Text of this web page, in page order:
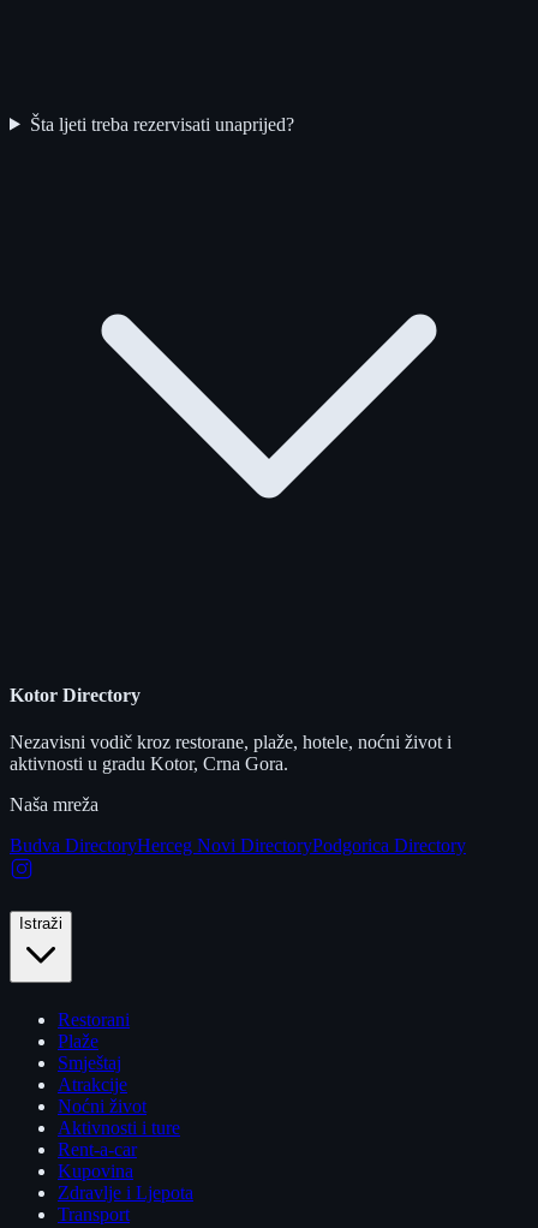
Šta ljeti treba rezervisati unaprijed?
Kotor Directory
Nezavisni vodič kroz restorane, plaže, hotele, noćni život i
aktivnosti u gradu Kotor, Crna Gora.
Naša mreža
Budva DirectoryHerceg Novi DirectoryPodgorica Directory
Istraži
Restorani
Plaže
Smještaj
Atrakcije
Noćni život
Aktivnosti i ture
Rent-a-car
Kupovina
Zdravlje i Ljepota
Transport